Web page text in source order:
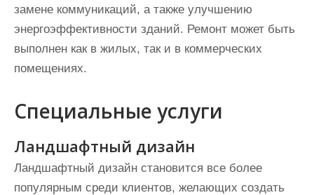
замене коммуникаций, а также улучшению
энергоэффективности зданий. Ремонт может быть
выполнен как в жилых, так и в коммерческих
помещениях.
Специальные услуги
Ландшафтный дизайн
Ландшафтный дизайн становится все более
популярным среди клиентов, желающих создать